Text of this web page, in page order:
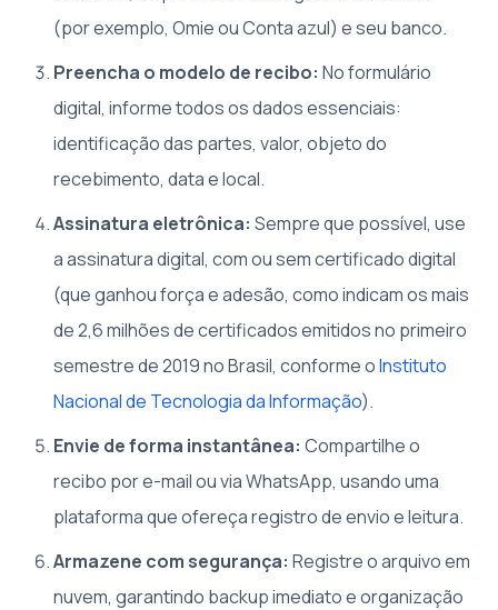
(por exemplo, Omie ou Conta azul) e seu banco.
Preencha o modelo de recibo: No formulário
digital, informe todos os dados essenciais:
identificação das partes, valor, objeto do
recebimento, data e local.
Assinatura eletrônica: Sempre que possível, use
a assinatura digital, com ou sem certificado digital
(que ganhou força e adesão, como indicam os mais
de 2,6 milhões de certificados emitidos no primeiro
semestre de 2019 no Brasil, conforme oInstituto
Nacional de Tecnologia da Informação).
Envie de forma instantânea: Compartilhe o
recibo por e-mail ou via WhatsApp, usando uma
plataforma que ofereça registro de envio e leitura.
Armazene com segurança: Registre o arquivo em
nuvem, garantindo backup imediato e organização